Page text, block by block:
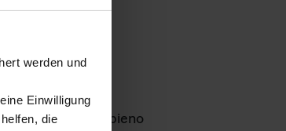
werden und
Einwilligung
die
e rimangono in pieno